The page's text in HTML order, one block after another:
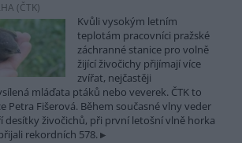
(ČTK)
Kvůli vysokým letním
teplotám pracovníci pražské
záchranné stanice pro volně
žijící živočichy přijímají více
zvířat, nejčastěji
mláďata ptáků nebo veverek. ČTK to
Petra Fišerová. Během současné vlny veder
desítky živočichů, při první letošní vlně horka
rekordních 578.